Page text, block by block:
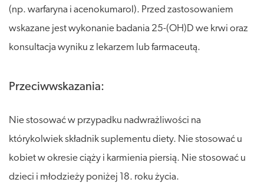
(np. warfaryna i acenokumarol). Przed zastosowaniem
wskazane jest wykonanie badania 25-(OH)D we krwi oraz
konsultacja wyniku z lekarzem lub farmaceutą.
Przeciwwskazania:
Nie stosować w przypadku nadwrażliwości na
którykolwiek składnik suplementu diety. Nie stosować u
kobiet w okresie ciąży i karmienia piersią. Nie stosować u
dzieci i młodzieży poniżej 18. roku życia.